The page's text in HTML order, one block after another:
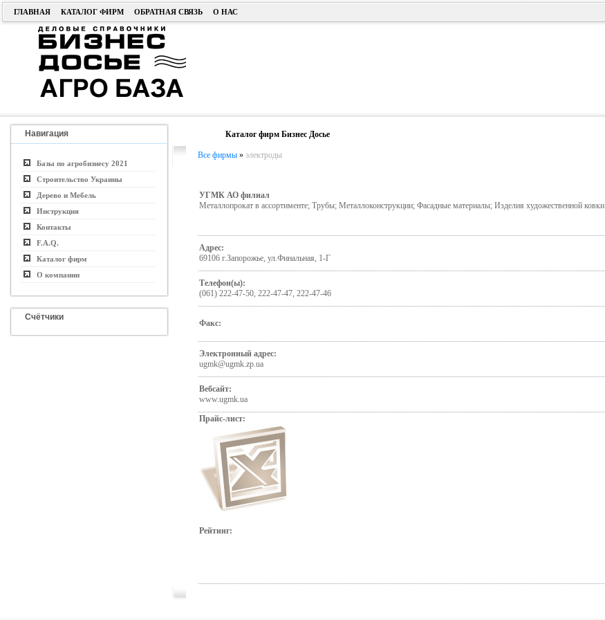
ГЛАВНАЯ КАТАЛОГ ФИРМ ОБРАТНАЯ СВЯЗЬ О НАС
Навигация
Базы по агробизнесу 2021
Строительство Украины
Дерево и Мебель
Инструкция
Контакты
F.A.Q.
Каталог фирм
О компании
Счётчики
Каталог фирм Бизнес Досье
Все фирмы» электроды
УГМК АО филиал
Металлопрокат в ассортименте; Трубы; Металлоконструкции; Фасадные материалы; Изделия художественной ковки
Адрес:
69106 г.Запорожье, ул.Финальная, 1-Г
Телефон(ы):
(061) 222-47-50, 222-47-47, 222-47-46
Факс:
Электронный адрес:
ugmk@ugmk.zp.ua
Вебсайт:
www.ugmk.ua
Прайс-лист:
Рейтинг: